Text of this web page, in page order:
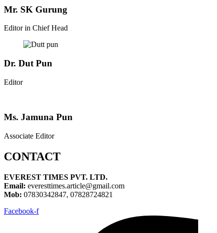
Mr. SK Gurung
Editor in Chief Head
Dr. Dut Pun
Editor
Ms. Jamuna Pun
Associate Editor
CONTACT
EVEREST TIMES PVT. LTD.
Email: everesttimes.article@gmail.com
Mob: 07830342847, 07828724821
Facebook-f